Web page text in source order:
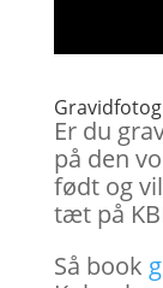
Er du
på den
født og
tæt på
Så book